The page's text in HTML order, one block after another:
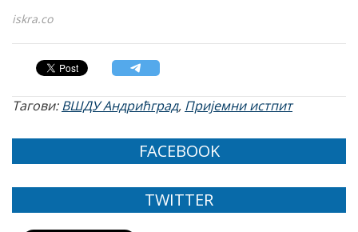
iskra.co
Тагови:ВШДУ Андрићград, Пријемни истпит
FACEBOOK
TWITTER